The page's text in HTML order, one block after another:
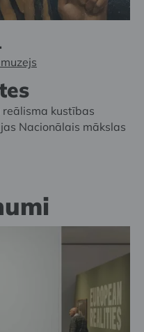
kustības
Nacionālais mākslas